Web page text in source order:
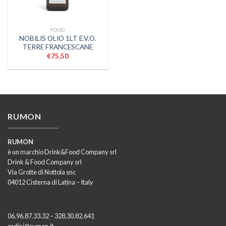
FOOD
NOBILIS OLIO 1LT E.V.O.
TERRE FRANCESCANE
€75,50
RUMON
RUMON
è un marchio Drink&Food Company srl
Drink & Food Company srl
Via Grotte di Nottola snc
04012 Cisterna di Latina – Italy
06.96.87.33.32 – 328.30.82.641